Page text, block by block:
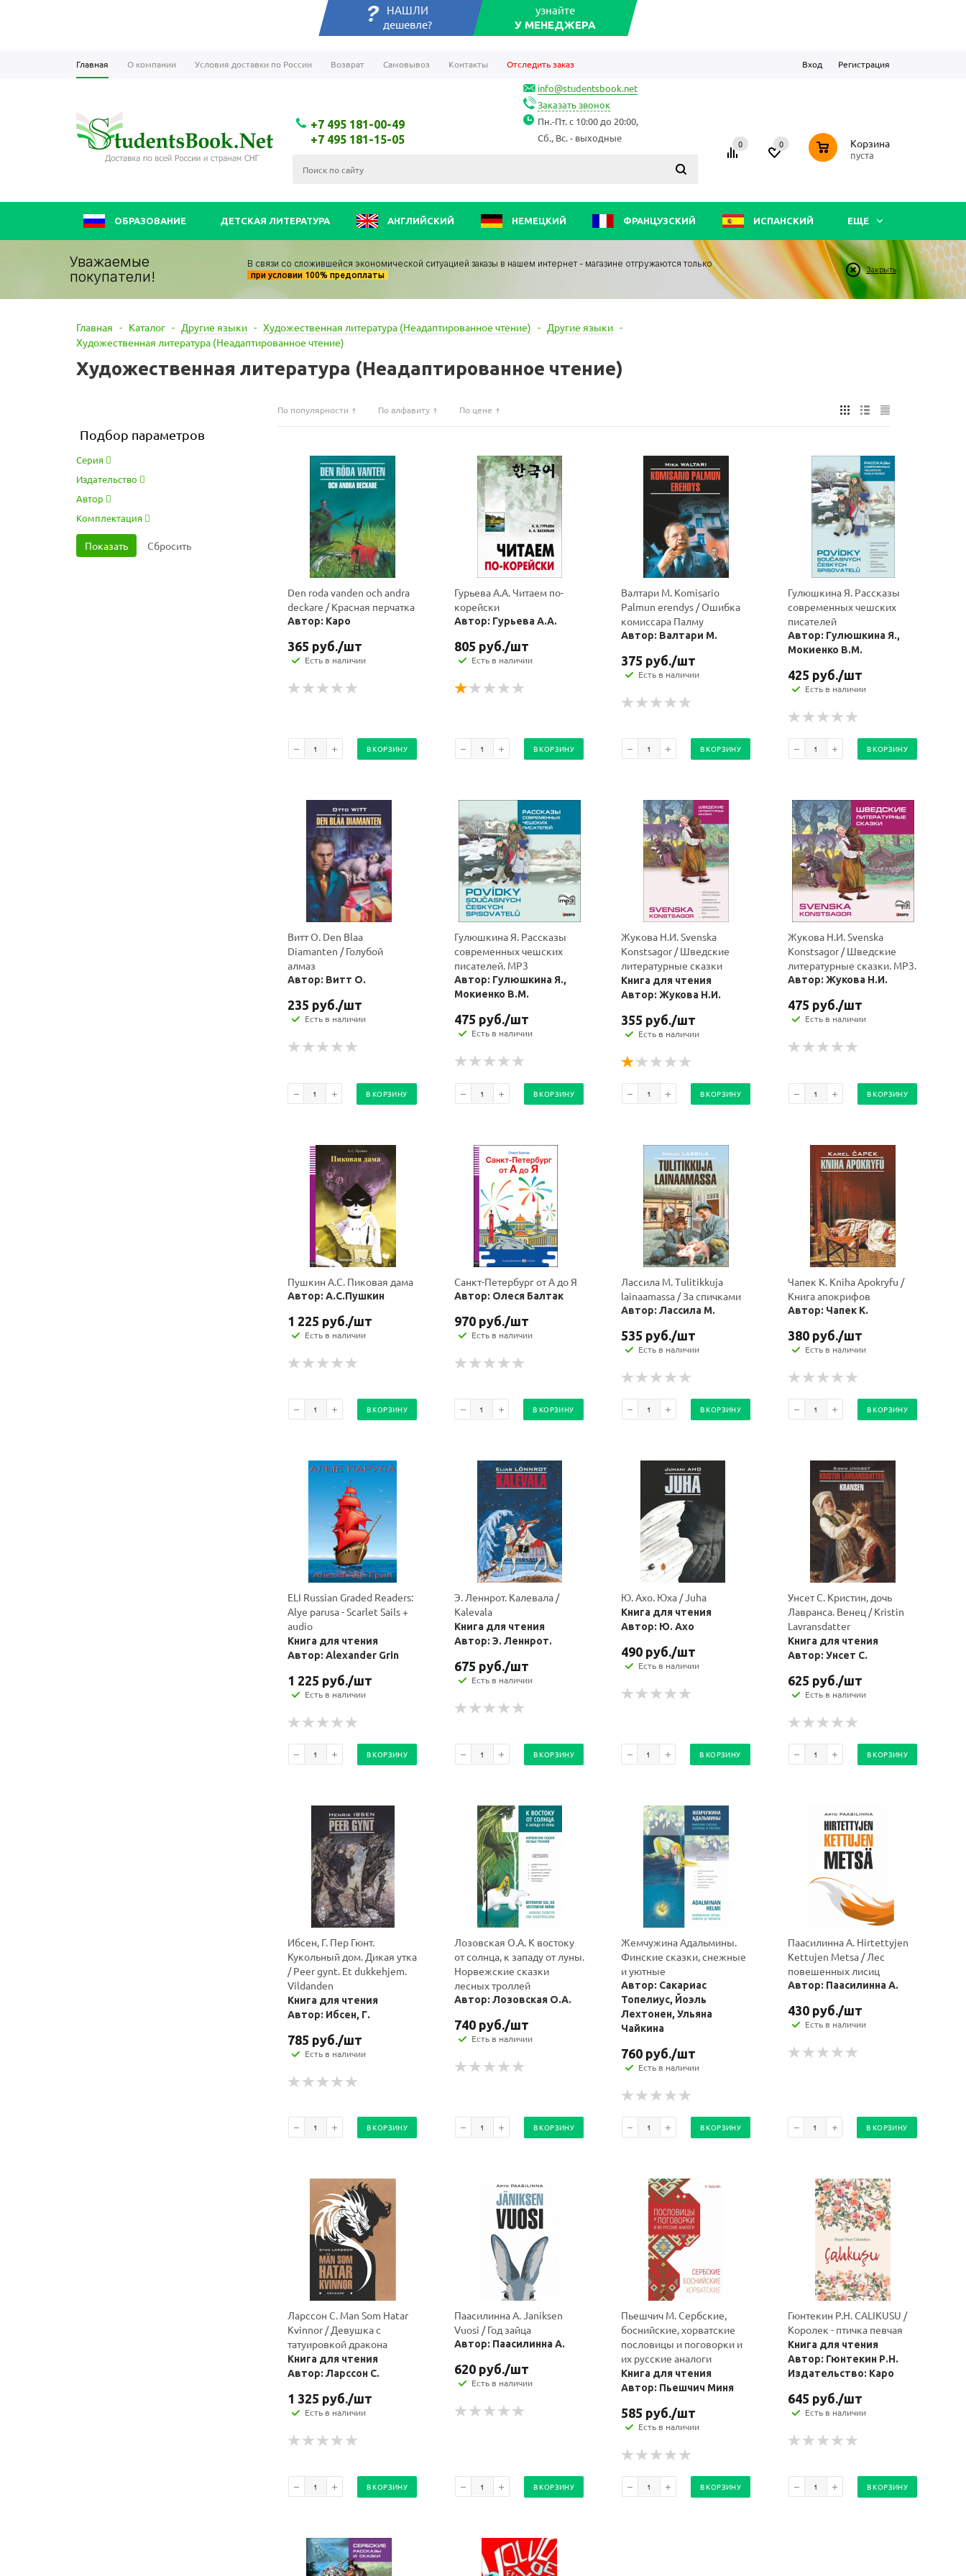
НАШЛИ
дешевле?
узнайте
У МЕНЕДЖЕРА
Главная О компании Условия доставки по России Возврат Самовывоз Контакты Отследить заказ Вход Регистрация
+7 495 181-00-49
+7 495 181-15-05
info@studentsbook.net
Заказать звонок
Пн.-Пт. с 10:00 до 20:00,
Сб., Вс. - выходные
0 0 0 Корзина
пуста
ОБРАЗОВАНИЕ ДЕТСКАЯ ЛИТЕРАТУРА АНГЛИЙСКИЙ НЕМЕЦКИЙ ФРАНЦУЗСКИЙ ИСПАНСКИЙ ЕЩЕ
Уважаемые
покупатели!
В связи со сложившейся экономической ситуацией заказы в нашем интернет - магазине отгружаются только
при условии 100% предоплаты
Закрыть
Главная - Каталог - Другие языки - Художественная литература (Неадаптированное чтение) - Другие языки -
Художественная литература (Неадаптированное чтение)
Художественная литература (Неадаптированное чтение)
Подбор параметров
Серия
Издательство
Автор
Комплектация
По популярности По алфавиту По цене
Den roda vanden och andra
deckare / Красная перчатка
Автор: Каро
365 руб./шт
Есть в наличии
В КОРЗИНУ
Гурьева А.А. Читаем по-
корейски
Автор: Гурьева А.А.
805 руб./шт
Есть в наличии
В КОРЗИНУ
Валтари М. Komisario
Palmun erendys / Ошибка
комиссара Палму
Автор: Валтари М.
375 руб./шт
Есть в наличии
В КОРЗИНУ
Гулюшкина Я. Рассказы
современных чешских
писателей
Автор: Гулюшкина Я.,
Мокиенко В.М.
425 руб./шт
Есть в наличии
В КОРЗИНУ
Витт О. Den Blaa
Diamanten / Голубой
алмаз
Автор: Витт О.
235 руб./шт
Есть в наличии
В КОРЗИНУ
Гулюшкина Я. Рассказы
современных чешских
писателей. МР3
Автор: Гулюшкина Я.,
Мокиенко В.М.
475 руб./шт
Есть в наличии
В КОРЗИНУ
Жукова Н.И. Svenska
Konstsagor / Шведские
литературные сказки
Книга для чтения
Автор: Жукова Н.И.
355 руб./шт
Есть в наличии
В КОРЗИНУ
Жукова Н.И. Svenska
Konstsagor / Шведские
литературные сказки. МР3.
Автор: Жукова Н.И.
475 руб./шт
Есть в наличии
В КОРЗИНУ
Пушкин А.С. Пиковая дама
Автор: А.С.Пушкин
1 225 руб./шт
Есть в наличии
В КОРЗИНУ
Санкт-Петербург от А до Я
Автор: Олеся Балтак
970 руб./шт
Есть в наличии
В КОРЗИНУ
Лассила М. Tulitikkuja
lainaamassa / За спичками
Автор: Лассила М.
535 руб./шт
Есть в наличии
В КОРЗИНУ
Чапек К. Kniha Apokryfu /
Книга апокрифов
Автор: Чапек К.
380 руб./шт
Есть в наличии
В КОРЗИНУ
ELI Russian Graded Readers:
Alye parusa - Scarlet Sails +
audio
Книга для чтения
Автор: Alexander Grin
1 225 руб./шт
Есть в наличии
В КОРЗИНУ
Э. Леннрот. Калевала /
Kalevala
Книга для чтения
Автор: Э. Леннрот.
675 руб./шт
Есть в наличии
В КОРЗИНУ
Ю. Ахо. Юха / Juha
Книга для чтения
Автор: Ю. Ахо
490 руб./шт
Есть в наличии
В КОРЗИНУ
Унсет С. Кристин, дочь
Лавранса. Венец / Kristin
Lavransdatter
Книга для чтения
Автор: Унсет С.
625 руб./шт
Есть в наличии
В КОРЗИНУ
Ибсен, Г. Пер Гюнт.
Кукольный дом. Дикая утка
/ Peer gynt. Et dukkehjem.
Vildanden
Книга для чтения
Автор: Ибсен, Г.
785 руб./шт
Есть в наличии
В КОРЗИНУ
Лозовская О.А. К востоку
от солнца, к западу от луны.
Норвежские сказки
лесных троллей
Автор: Лозовская О.А.
740 руб./шт
Есть в наличии
В КОРЗИНУ
Жемчужина Адальмины.
Финские сказки, снежные
и уютные
Автор: Сакариас
Топелиус, Йоэль
Лехтонен, Ульяна
Чайкина
760 руб./шт
Есть в наличии
В КОРЗИНУ
Паасилинна А. Hirtettyjen
Kettujen Metsa / Лес
повешенных лисиц
Автор: Паасилинна А.
430 руб./шт
Есть в наличии
В КОРЗИНУ
Ларссон С. Man Som Hatar
Kvinnor / Девушка с
татуировкой дракона
Книга для чтения
Автор: Ларссон С.
1 325 руб./шт
Есть в наличии
В КОРЗИНУ
Паасилинна А. Janiksen
Vuosi / Год зайца
Автор: Паасилинна А.
620 руб./шт
Есть в наличии
В КОРЗИНУ
Пьешчич М. Сербские,
боснийские, хорватские
пословицы и поговорки и
их русские аналоги
Книга для чтения
Автор: Пьешчич Миня
585 руб./шт
Есть в наличии
В КОРЗИНУ
Гюнтекин Р.Н. CALIKUSU /
Королек - птичка певчая
Книга для чтения
Автор: Гюнтекин Р.Н.
Издательство: Каро
645 руб./шт
Есть в наличии
В КОРЗИНУ
Ваш E-mail:
конфидициальности
Ваш E-mail:
конфидициальности